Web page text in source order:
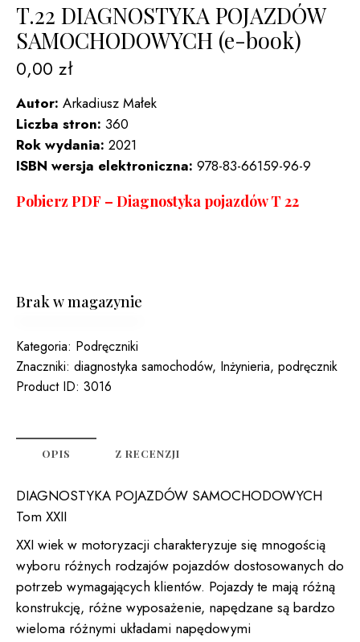
T.22 DIAGNOSTYKA POJAZDÓW
SAMOCHODOWYCH (e-book)
0,00 zł
Autor: Arkadiusz Małek
Liczba stron: 360
Rok wydania: 2021
ISBN wersja elektroniczna: 978-83-66159-96-9
Pobierz PDF – Diagnostyka pojazdów T 22
Brak w magazynie
Kategoria: Podręczniki
Znaczniki: diagnostyka samochodów, Inżynieria, podręcznik
Product ID: 3016
OPIS Z RECENZJI
DIAGNOSTYKA POJAZDÓW SAMOCHODOWYCH
Tom XXII
XXI wiek w motoryzacji charakteryzuje się mnogością
wyboru różnych rodzajów pojazdów dostosowanych do
potrzeb wymagających klientów. Pojazdy te mają różną
konstrukcję, różne wyposażenie, napędzane są bardzo
wieloma różnymi układami napędowymi